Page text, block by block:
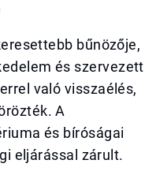
bűnözője,
és szervezett
való visszaélés,
A
és bíróságai
eljárással zárult.